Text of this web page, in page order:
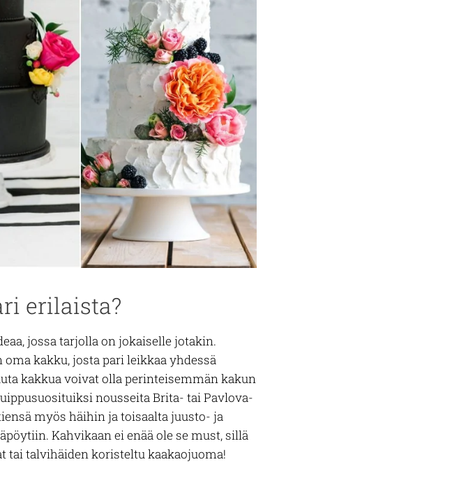
erilaista?
jossa tarjolla on jokaiselle jotakin.
kakku, josta pari leikkaa yhdessä
kakkua voivat olla perinteisemmän kakun
nousseita Brita- tai Pavlova-
myös häihin ja toisaalta juusto- ja
Kahvikaan ei enää ole se must, sillä
talvihäiden koristeltu kaakaojuoma!